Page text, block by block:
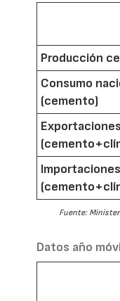
Producción
Consumo
(cemento)
Exportaciones
Importaciones
Fuente:
Datos año